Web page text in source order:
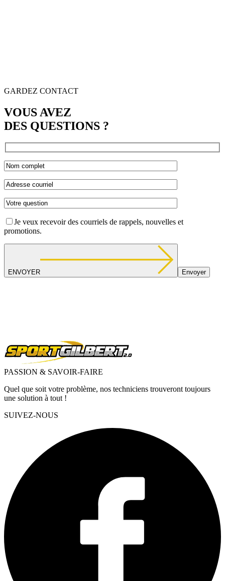
GARDEZ CONTACT
VOUS AVEZ
DES QUESTIONS ?
Je veux recevoir des courriels de rappels, nouvelles et
promotions.
ENVOYER
PASSION & SAVOIR-FAIRE
Quel que soit votre problème, nos techniciens trouveront toujours
une solution à tout !
SUIVEZ-NOUS